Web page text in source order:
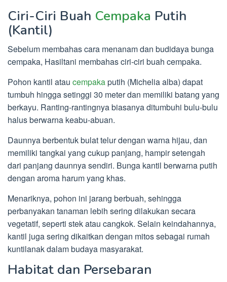
Ciri-Ciri Buah Cempaka Putih
(Kantil)
Sebelum membahas cara menanam dan budidaya bunga
cempaka, Hasiltani membahas ciri-ciri buah cempaka.
Pohon kantil atau cempakaputih (Michelia alba) dapat
tumbuh hingga setinggi 30 meter dan memiliki batang yang
berkayu. Ranting-rantingnya biasanya ditumbuhi bulu-bulu
halus berwarna keabu-abuan.
Daunnya berbentuk bulat telur dengan warna hijau, dan
memiliki tangkai yang cukup panjang, hampir setengah
dari panjang daunnya sendiri. Bunga kantil berwarna putih
dengan aroma harum yang khas.
Menariknya, pohon ini jarang berbuah, sehingga
perbanyakan tanaman lebih sering dilakukan secara
vegetatif, seperti stek atau cangkok. Selain keindahannya,
kantil juga sering dikaitkan dengan mitos sebagai rumah
kuntilanak dalam budaya masyarakat.
Habitat dan Persebaran